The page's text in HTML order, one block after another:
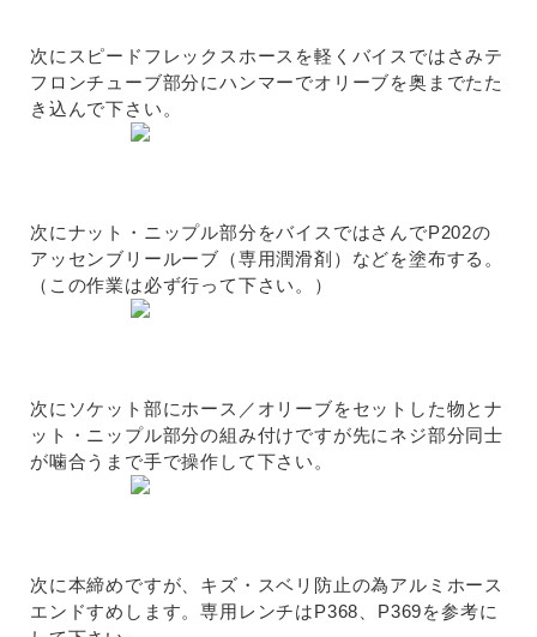
次にスピードフレックスホースを軽くバイスではさみテ
フロンチューブ部分にハンマーでオリーブを奥までたた
き込んで下さい。
次にナット・ニップル部分をバイスではさんでP202の
アッセンブリールーブ（専用潤滑剤）などを塗布する。
（この作業は必ず行って下さい。）
次にソケット部にホース／オリーブをセットした物とナ
ット・ニップル部分の組み付けですが先にネジ部分同士
が噛合うまで手で操作して下さい。
次に本締めですが、キズ・スベリ防止の為アルミホース
エンドすめします。専用レンチはP368、P369を参考に